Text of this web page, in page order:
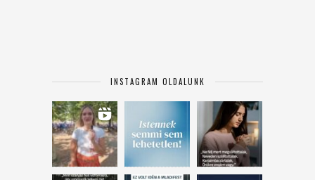
INSTAGRAM OLDALUNK